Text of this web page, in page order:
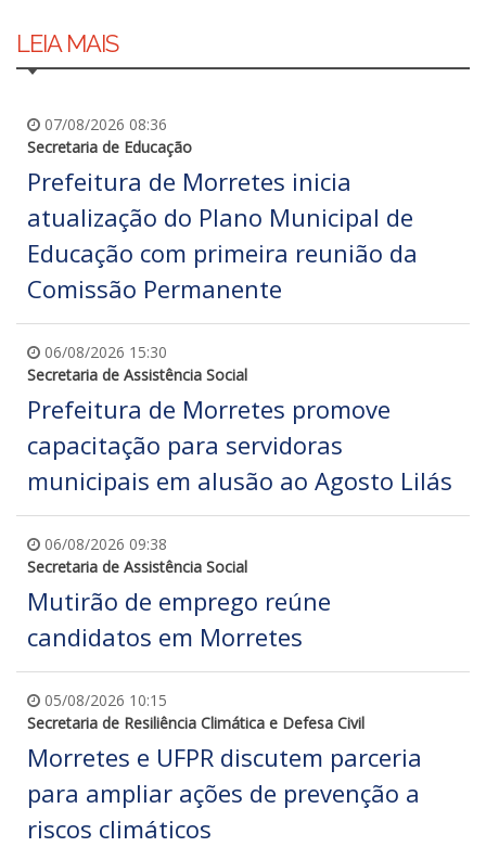
LEIA MAIS
07/08/2026 08:36
Secretaria de Educação
Prefeitura de Morretes inicia
atualização do Plano Municipal de
Educação com primeira reunião da
Comissão Permanente
06/08/2026 15:30
Secretaria de Assistência Social
Prefeitura de Morretes promove
capacitação para servidoras
municipais em alusão ao Agosto Lilás
06/08/2026 09:38
Secretaria de Assistência Social
Mutirão de emprego reúne
candidatos em Morretes
05/08/2026 10:15
Secretaria de Resiliência Climática e Defesa Civil
Morretes e UFPR discutem parceria
para ampliar ações de prevenção a
riscos climáticos